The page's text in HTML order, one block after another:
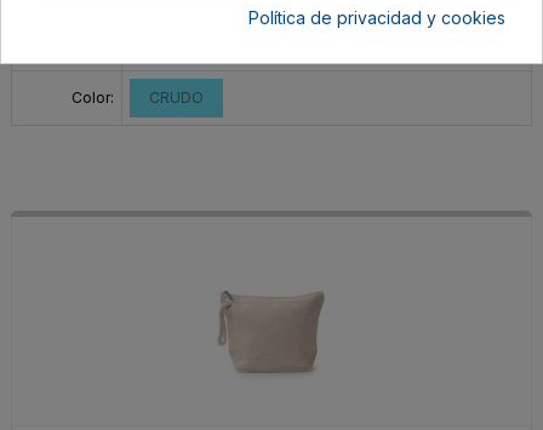
Color: CRUDO
Política de privacidad y cookies